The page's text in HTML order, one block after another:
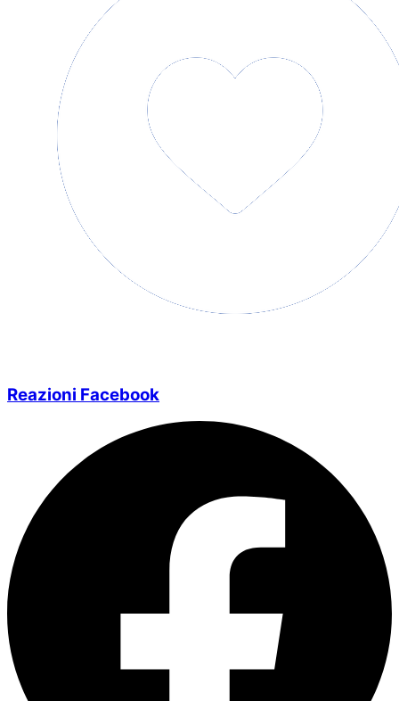
Reazioni Facebook